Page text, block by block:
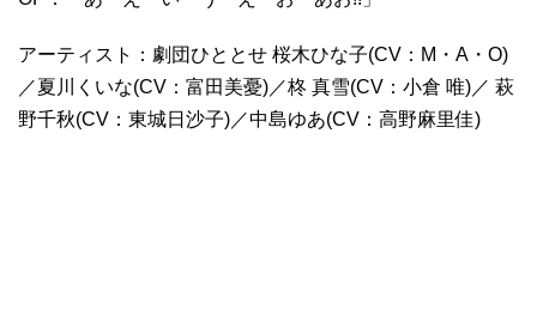
アーティスト：劇団ひととせ 桜木ひな子(CV：M・A・O)
／夏川くいな(CV：富田美憂)／柊 真雪(CV：小倉 唯)／ 萩
野千秋(CV：東城日沙子)／中島ゆあ(CV：高野麻里佳)